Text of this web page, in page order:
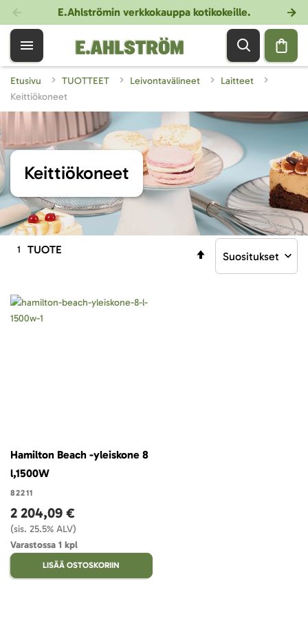
E.Ahlströmin verkkokauppa kotikokeille.
Etusivu TUOTTEET Leivontavälineet
Laitteet
Keittiökoneet
Keittiökoneet
1 TUOTE
Aseta
Hamilton Beach -yleiskone 8
l,1500W
82211
2 204,09 €
(sis. 25.5% ALV)
Varastossa 1 kpl
LISÄÄ OSTOSKORIIN